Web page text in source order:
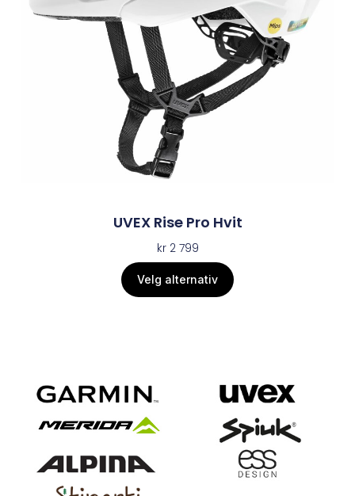
UVEX Rise Pro Hvit
kr2 799
Velg alternativ